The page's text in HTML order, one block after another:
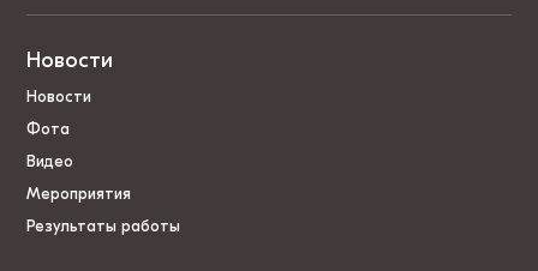
Новости
Новости
Фота
Видео
Мероприятия
Результаты работы